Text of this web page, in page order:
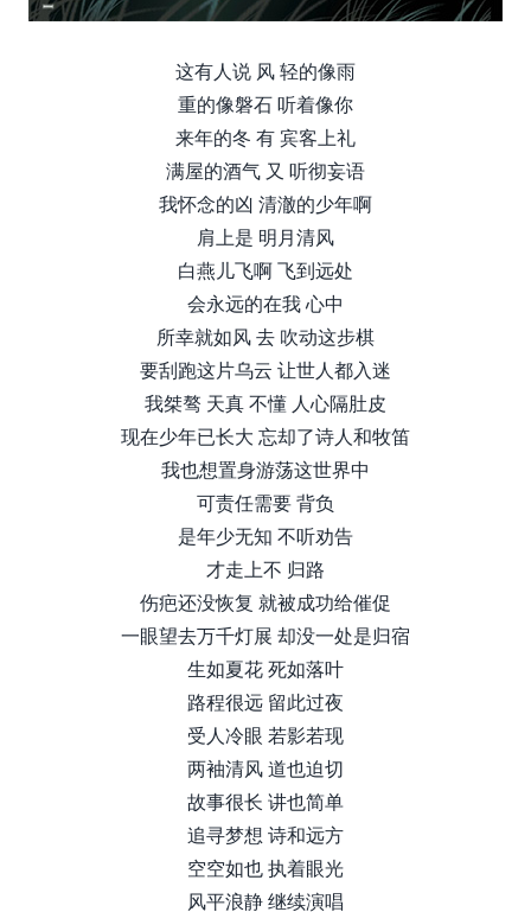
这有人说 风 轻的像雨
重的像磐石 听着像你
来年的冬 有 宾客上礼
满屋的酒气 又 听彻妄语
我怀念的凶 清澈的少年啊
肩上是 明月清风
白燕儿飞啊 飞到远处
会永远的在我 心中
所幸就如风 去 吹动这步棋
要刮跑这片乌云 让世人都入迷
我桀骜 天真 不懂 人心隔肚皮
现在少年已长大 忘却了诗人和牧笛
我也想置身游荡这世界中
可责任需要 背负
是年少无知 不听劝告
才走上不 归路
伤疤还没恢复 就被成功给催促
一眼望去万千灯展 却没一处是归宿
生如夏花 死如落叶
路程很远 留此过夜
受人冷眼 若影若现
两袖清风 道也迫切
故事很长 讲也简单
追寻梦想 诗和远方
空空如也 执着眼光
风平浪静 继续演唱